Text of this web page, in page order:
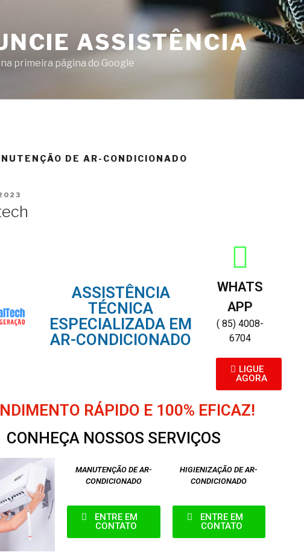
ASSISTÊNCIA
primeira página do Google
DE AR-CONDICIONADO
ASSISTÊNCIA
TÉCNICA
ESPECIALIZADA EM
AR-CONDICIONADO
WHATS
APP
( 85) 4008-
6704
LIGUE
AGORA
RÁPIDO E 100% EFICAZ!
CONHEÇA NOSSOS SERVIÇOS
MANUTENÇÃO DE AR-
CONDICIONADO
ENTRE EM
CONTATO
HIGIENIZAÇÃO DE AR-
CONDICIONADO
ENTRE EM
CONTATO